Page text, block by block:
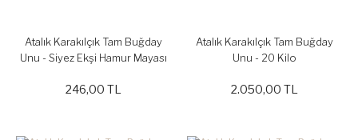
Atalık Karakılçık Tam Buğday
Unu - Siyez Ekşi Hamur Mayası
246,00 TL
Atalık Karakılçık Tam Buğday
Unu - 20 Kilo
2.050,00 TL